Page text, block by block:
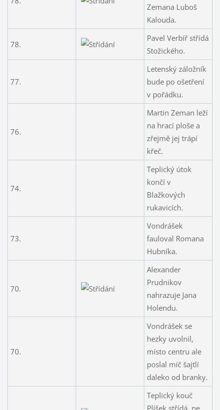
Zemana Luboš
Kalouda.
78.
Pavel Verbíř střídá
Stožického.
77.
Letenský záložník
bude po ošetření
v pořádku.
76.
Martin Zeman leží
na hrací ploše a
zřejmě jej trápí
křeč.
74.
Teplický útok
končí v
Blažkových
rukavicích.
73.
Vondrášek
fauloval Romana
Hubníka.
70.
Alexander
Prudnikov
nahrazuje Jana
Holendu.
70.
Vondrášek se
hezky uvolnil,
místo centru ale
poslal míč šajtlí
daleko od branky.
Teplický kouč
Plíšek střídá, ne